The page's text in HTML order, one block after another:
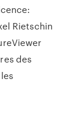
Rietschin
des